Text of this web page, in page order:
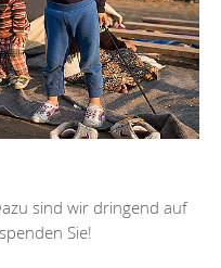
sind wir dringend auf
Sie!